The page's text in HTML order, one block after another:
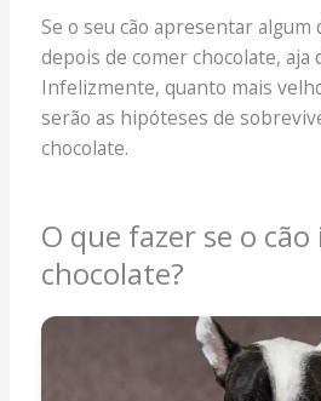
Se o seu cão apresentar
depois de comer chocolate, aja
Infelizmente, quanto mais
serão as hipóteses de
chocolate.
O que fazer se o
chocolate?